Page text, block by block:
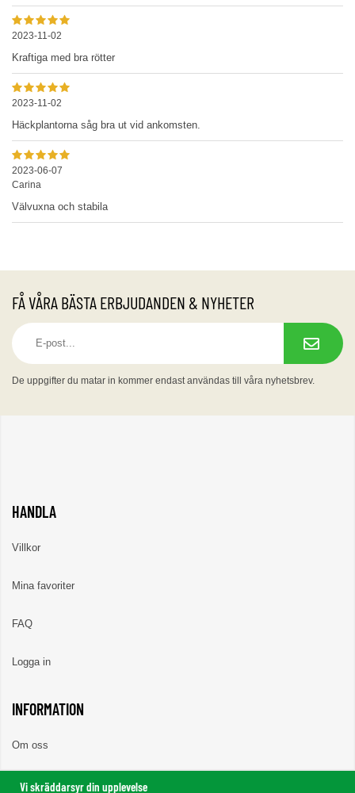
2023-11-02
Kraftiga med bra rötter
2023-11-02
Häckplantorna såg bra ut vid ankomsten.
2023-06-07
Carina
Välvuxna och stabila
FÅ VÅRA BÄSTA ERBJUDANDEN & NYHETER
De uppgifter du matar in kommer endast användas till våra nyhetsbrev.
HANDLA
Villkor
Mina favoriter
FAQ
Logga in
INFORMATION
Om oss
Nyheter
Vi skräddarsyr din upplevelse